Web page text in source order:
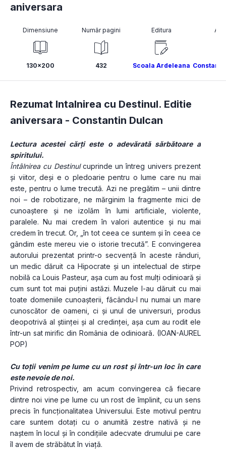
aniversara
Dimensiune
130x200
Număr pagini
432
Editura
Scoala Ardeleana
Rezumat Intalnirea cu Destinul. Editie
aniversara - Constantin Dulcan
Lectura acestei cărți este o adevărată sărbătoare a
spiritului.
Întâlnirea cu Destinul cuprinde un întreg univers prezent
și viitor, deși e o pledoarie pentru o lume care nu mai
este, pentru o lume trecută. Azi ne pregătim – unii dintre
noi – de robotizare, ne mărginim la fragmente mici de
cunoaștere și ne izolăm în lumi artificiale, violente,
paralele. Nu mai credem în valori autentice și nu mai
credem în trecut. Or, „în tot ceea ce suntem și în ceea ce
gândim este mereu vie o istorie trecută”. E convingerea
autorului prezentat printr-o secvență în aceste rânduri,
un medic dăruit ca Hipocrate și un intelectual de stirpe
nobilă ca Louis Pasteur, așa cum au fost mulți odinioară și
cum sunt tot mai puțini astăzi. Muzele l-au dăruit cu mai
toate domeniile cunoașterii, făcându-l nu numai un mare
cunoscător de oameni, ci și unul de universuri, produs
deopotrivă al științei și al credinței, așa cum au rodit ele
într-un sat mirific din România de odinioară. (IOAN-AUREL
POP)
Cu toții venim pe lume cu un rost și într-un loc în care
este nevoie de noi.
Privind retrospectiv, am acum convingerea că fiecare
dintre noi vine pe lume cu un rost de împlinit, cu un sens
precis în funcționalitatea Universului. Este motivul pentru
care suntem dotați cu o anumită zestre nativă și ne
naștem în locul și în condițiile adecvate drumului pe care
îl avem de străbătut în viață.